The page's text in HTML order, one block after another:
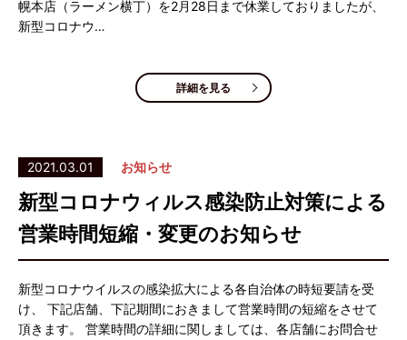
幌本店（ラーメン横丁）を2月28日まで休業しておりましたが、
新型コロナウ…
詳細を見る
2021.03.01 お知らせ
新型コロナウィルス感染防止対策による
営業時間短縮・変更のお知らせ
新型コロナウイルスの感染拡大による各自治体の時短要請を受
け、 下記店舗、下記期間におきまして営業時間の短縮をさせて
頂きます。 営業時間の詳細に関しましては、各店舗にお問合せ